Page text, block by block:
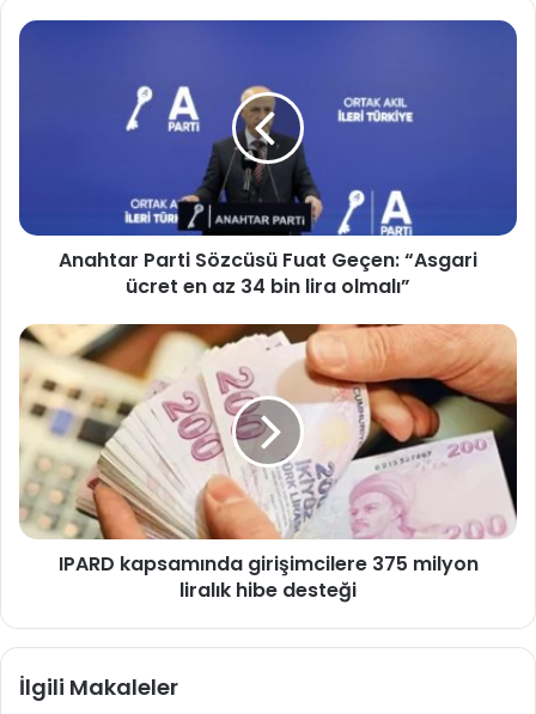
Anahtar
az
olmalı”
Anahtar Parti Sözcüsü Fuat Geçen: “Asgari
ücret en az 34 bin lira olmalı”
IPARD
kapsamında
girişimcilere
375
milyon
liralık
hibe
desteği
IPARD kapsamında girişimcilere 375 milyon
liralık hibe desteği
İlgili Makaleler